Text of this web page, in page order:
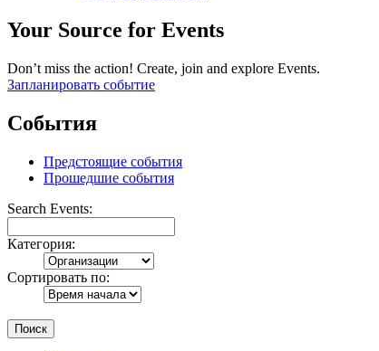
Your Source for Events
Don’t miss the action! Create, join and explore Events.
Запланировать событие
События
Предстоящие события
Прошедшие события
Search Events:
Категория:
Сортировать по:
Поиск